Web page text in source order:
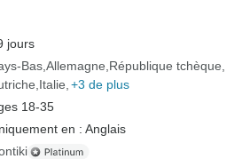
jours
Bas Allemagne République tchèque
Italie +3 de plus
18-35
en : Anglais